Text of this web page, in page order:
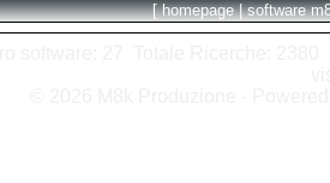
[ homepage | software